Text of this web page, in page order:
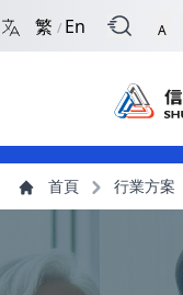
跳到捷徑選項
繁 / En A
主導航選單
主內容 首頁 行業方案